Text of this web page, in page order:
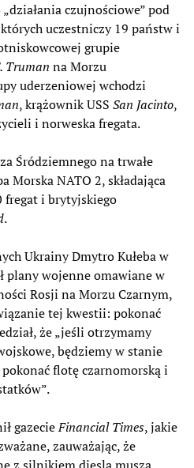
czujnościowe” pod
uczestniczy 19 państw i
grupie
Truman na Morzu
uderzeniowej wchodzi
, krążownik USS San Jacinto,
i norweska fregata.
Śródziemnego na trwałe
Morska NATO 2, składająca
fregat i brytyjskiego
.
Ukrainy Dmytro Kułeba w
plany wojenne omawiane w
Rosji na Morzu Czarnym,
tej kwestii: pokonać
że „jeśli otrzymamy
będziemy w stanie
flotę czarnomorską i
gazecieFinancial Times, jakie
zauważając, że